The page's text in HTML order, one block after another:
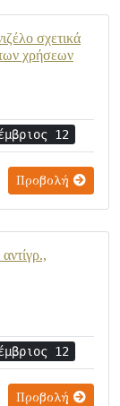
σχετικά
των χρήσεων
12
Προβολή
12
Προβολή